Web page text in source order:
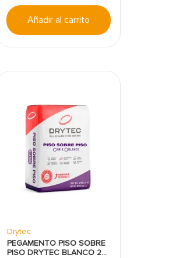
Añadir al carrito
Drytec
PEGAMENTO PISO SOBRE
PISO DRYTEC BLANCO 20